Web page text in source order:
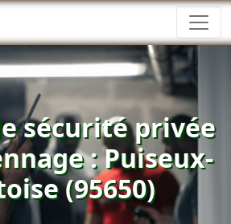
sécurité privée
: Puiseux-
(95650)